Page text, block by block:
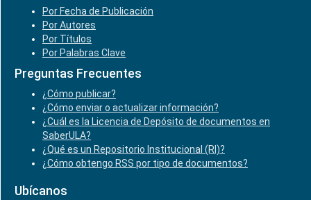
Por Fecha de Publicación
Por Autores
Por Títulos
Por Palabras Clave
Preguntas Frecuentes
¿Cómo publicar?
¿Cómo enviar o actualizar información?
¿Cuál es la Licencia de Depósito de documentos en
SaberULA?
¿Qué es un Repositorio Institucional (RI)?
¿Cómo obtengo RSS por tipo de documentos?
Ubícanos